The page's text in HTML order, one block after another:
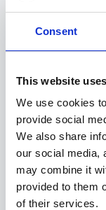
Consent
This website
We use cookies
provide social
We also share
our social media,
may combine it
provided to them
of their services.
Beschreibung
Hinweise
Saisonzeiten
6